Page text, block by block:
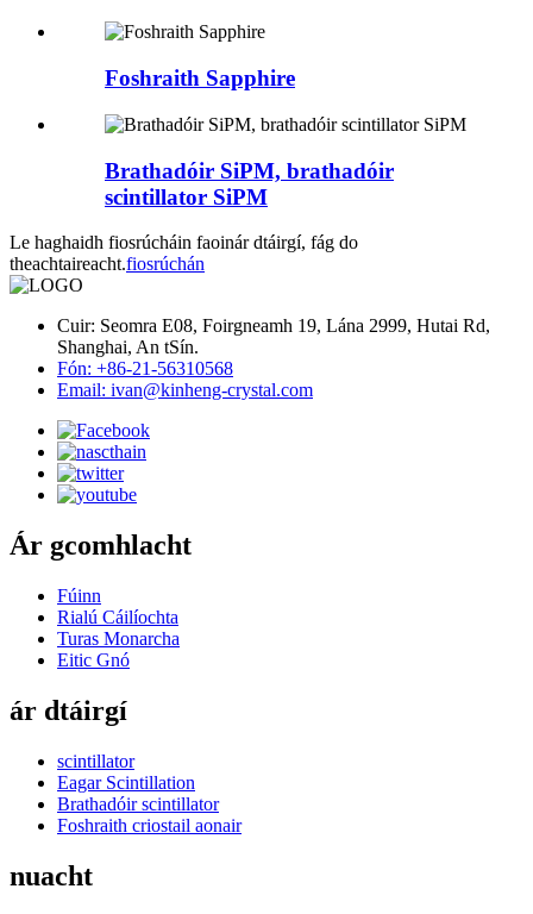
Foshraith Sapphire
Brathadóir SiPM, brathadóir
scintillator SiPM
Le haghaidh fiosrúcháin faoinár dtáirgí, fág do
theachtaireacht.fiosrúchán
Cuir: Seomra E08, Foirgneamh 19, Lána 2999, Hutai Rd,
Shanghai, An tSín.
Fón: +86-21-56310568
Email: ivan@kinheng-crystal.com
Ár gcomhlacht
Fúinn
Rialú Cáilíochta
Turas Monarcha
Eitic Gnó
ár dtáirgí
scintillator
Eagar Scintillation
Brathadóir scintillator
Foshraith criostail aonair
nuacht